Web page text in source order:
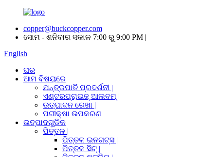
copper@buckcopper.com
ସୋମ - ଶନିବାର ସକାଳ 7:00 ରୁ 9:00 PM |
English
ଘର
ଆମ ବିଷୟରେ
ଯନ୍ତ୍ରପାତି ପ୍ରଦର୍ଶନୀ |
ଏଣ୍ଟରପ୍ରାଇଜ୍ ଆଲବମ୍ |
ଉତ୍ପାଦନ ରେଖା |
ପରୀକ୍ଷା ଉପକରଣ
ଉତ୍ପାଦଗୁଡିକ
ପିତ୍ତଳ |
ପିତ୍ତଳ ଇନଗଟ୍ସ |
ପିତ୍ତଳ ସିଟ୍ |